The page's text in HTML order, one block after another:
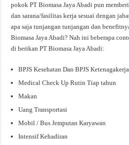
pokok PT Biomasa Jaya Abadi pun
dan sarana/fasilitas kerja sesuai dengan
apa saja tunjangan tunjangan dan
Biomasa Jaya Abadi? Nah ini beberapa
di berikan PT Biomasa Jaya Abadi:
BPJS Kesehatan Dan BPJS
Medical Check Up Rutin Tiap tahun
Makan
Uang Transportasi
Mobil / Bus Jemputan Karyawan
Intensif Kehadiran